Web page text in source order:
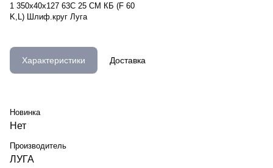
1 350х40х127 63С 25 СМ КБ (F 60
K,L) Шлиф.круг Луга
Характеристики Доставка
Новинка
Нет
Производитель
ЛУГА